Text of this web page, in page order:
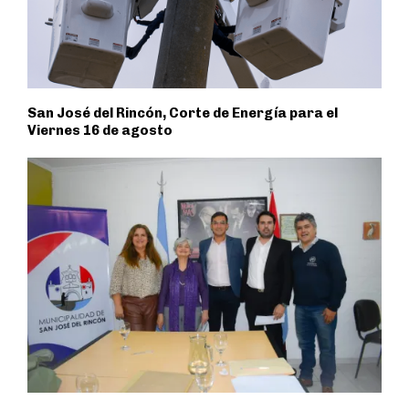
San José del Rincón, Corte de Energía para el
Viernes 16 de agosto